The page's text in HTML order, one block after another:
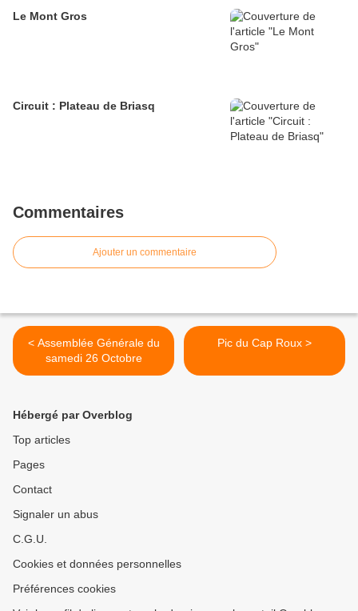
Le Mont Gros
Circuit : Plateau de Briasq
Commentaires
Ajouter un commentaire
< Assemblée Générale du
samedi 26 Octobre
Pic du Cap Roux >
Hébergé par Overblog
Top articles
Pages
Contact
Signaler un abus
C.G.U.
Cookies et données personnelles
Préférences cookies